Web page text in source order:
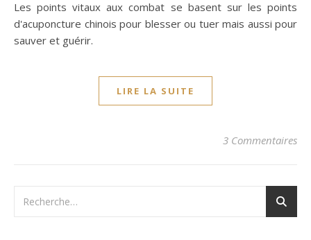
Les points vitaux aux combat se basent sur les points
d'acuponcture chinois pour blesser ou tuer mais aussi pour
sauver et guérir.
LIRE LA SUITE
3 Commentaires